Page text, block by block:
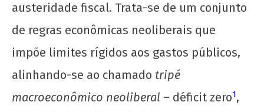
CN
UJC
austeridade fiscal. Trata-se de um conjunto
de regras econômicas neoliberais que
impõe limites rígidos aos gastos públicos,
alinhando-se ao chamado tripé
macroeconômico neoliberal – déficit zero1,